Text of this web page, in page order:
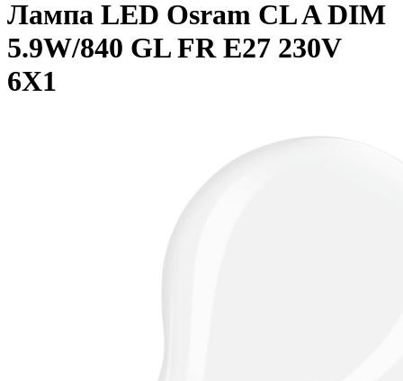
Лампа LED Osram CL A DIM
5.9W/840 GL FR E27 230V
6X1